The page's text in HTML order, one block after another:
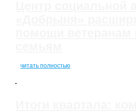
читать полностью